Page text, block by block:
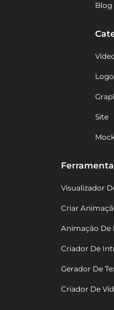
Blog
Logo
Site
Visualizador
Criar
Animação De
Criador De
Gerador De
Criador De